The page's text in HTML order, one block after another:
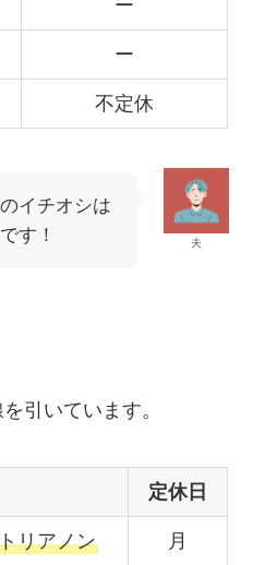
ー
ー
不定休
夫
イチオシは
す！
引いています。
定休日
リアノン 月